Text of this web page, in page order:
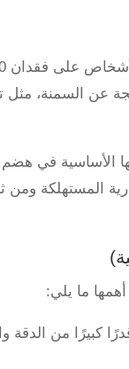
عن السمنة، مثل
الأساسية في
المستهلكة
ما يلي:
كبيرًا من الدقة